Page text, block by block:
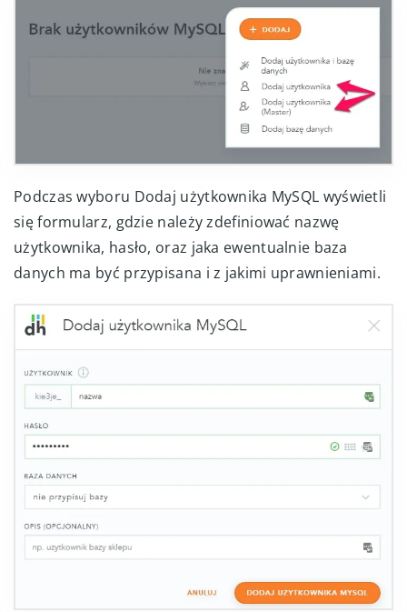
Podczas wyboru Dodaj użytkownika MySQL wyświetli
się formularz, gdzie należy zdefiniować nazwę
użytkownika, hasło, oraz jaka ewentualnie baza
danych ma być przypisana i z jakimi uprawnieniami.